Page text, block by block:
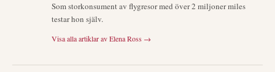
Som storkonsument av flygresor med över 2 miljoner miles
testar hon själv.
Visa alla artiklar avElena Ross →